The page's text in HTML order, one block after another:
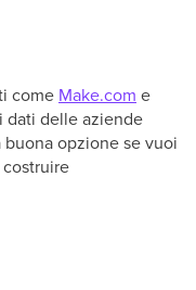
come Make.com e
dati delle aziende
opzione se vuoi